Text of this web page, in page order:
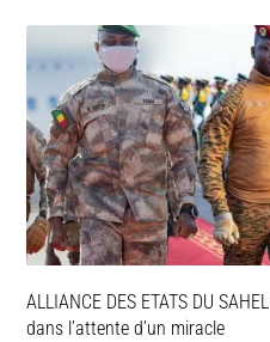
ALLIANCE DES ETATS DU
dans l’attente d’un miracle